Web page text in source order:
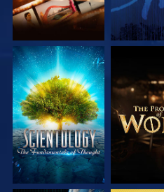
СМОТРЕТЬ
ПЕРЕДАЧИ
СМОТРЕТЬ
ПЕРЕДАЧИ